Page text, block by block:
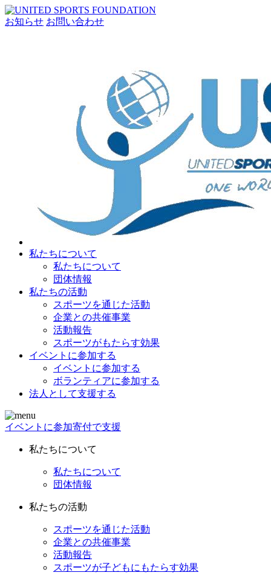
お知らせ お問い合わせ
私たちについて
私たちについて
団体情報
私たちの活動
スポーツを通じた活動
企業との共催事業
活動報告
スポーツがもたらす効果
イベントに参加する
イベントに参加する
ボランティアに参加する
法人として支援する
イベントに参加寄付で支援
私たちについて
私たちについて
団体情報
私たちの活動
スポーツを通じた活動
企業との共催事業
活動報告
スポーツが子どもにもたらす効果